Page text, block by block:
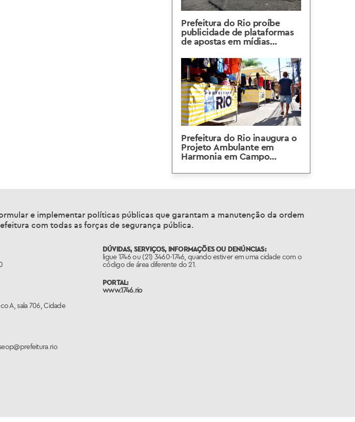
Prefeitura do Rio proíbe
publicidade de plataformas
de apostas em mídias
Prefeitura do Rio inaugura o
Projeto Ambulante em
Harmonia em Campo
e implementar políticas públicas que garantam a manutenção da ordem
com todas as forças de segurança pública.
A, sala 706, Cidade
DÚVIDAS, SERVIÇOS, INFORMAÇÕES OU DENÚNCIAS:
ligue 1746 ou (21) 3460-1746, quando estiver em uma cidade com o
código de área diferente do 21.
PORTAL:
www.1746.rio